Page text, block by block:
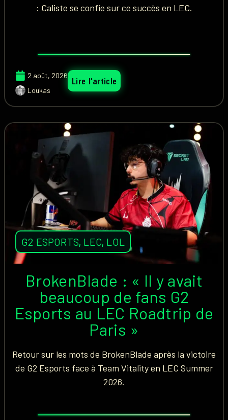
: Caliste se confie sur ce succès en LEC.
2 août, 2026
Loukas
Lire l'article
G2 ESPORTS, LEC, LOL
BrokenBlade : « Il y avait
beaucoup de fans G2
Esports au LEC Roadtrip de
Paris »
Retour sur les mots de BrokenBlade après la victoire
de G2 Esports face à Team Vitality en LEC Summer
2026.